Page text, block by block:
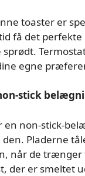
toaster er
få det
egne
stick
en non-stick-
Pladerne
når de
der er smeltet